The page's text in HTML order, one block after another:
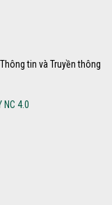
tin và Truyền thông
NC 4.0